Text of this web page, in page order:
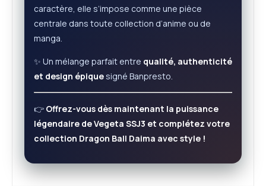
caractère, elle s’impose comme une pièce
centrale dans toute collection d’anime ou de
manga.
✨ Un mélange parfait entre qualité, authenticité
et design épique signé Banpresto.
👉 Offrez-vous dès maintenant la puissance
légendaire de Vegeta SSJ3 et complétez votre
collection Dragon Ball Daima avec style !